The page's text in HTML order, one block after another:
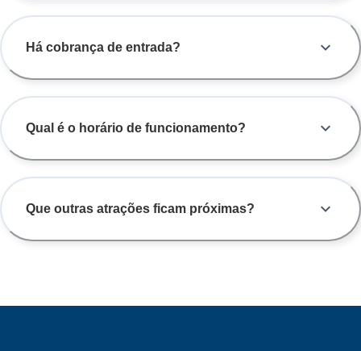
Há cobrança de entrada?
Qual é o horário de funcionamento?
Que outras atrações ficam próximas?